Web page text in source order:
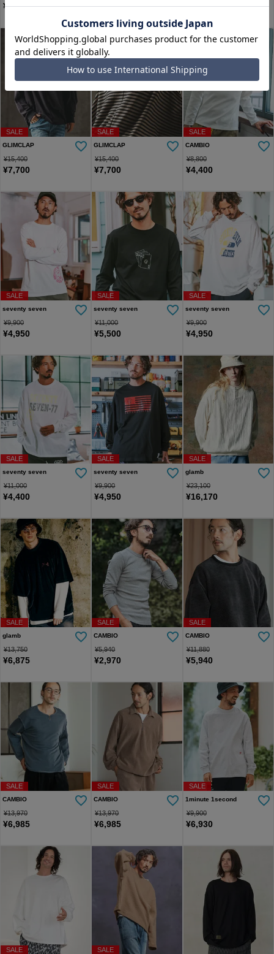
¥6,985 ¥2,376
SALE
GLIMCLAP
¥15,400
¥7,700
SALE
GLIMCLAP
¥15,400
¥7,700
SALE
CAMBIO
¥8,800
¥4,400
SALE
seventy seven
¥9,900
¥4,950
SALE
seventy seven
¥11,000
¥5,500
SALE
seventy seven
¥9,900
¥4,950
SALE
seventy seven
¥11,000
¥4,400
SALE
seventy seven
¥9,900
¥4,950
SALE
glamb
¥23,100
¥16,170
SALE
glamb
¥13,750
¥6,875
SALE
CAMBIO
¥5,940
¥2,970
SALE
CAMBIO
¥11,880
¥5,940
SALE
CAMBIO
¥13,970
¥6,985
SALE
CAMBIO
¥13,970
¥6,985
SALE
1minute 1second
¥9,900
¥6,930
SALE SALE